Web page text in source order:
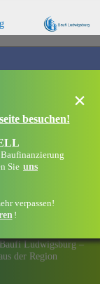
Ludwigsburg –
der Region
×
besuchen!
Baufinanzierung
Sie uns
verpassen!
!